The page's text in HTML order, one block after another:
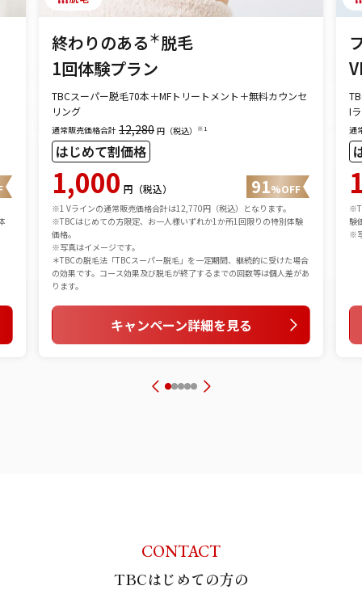
終わりのある＊脱毛
1回体験プラン
TBCスーパー脱毛70本＋MFトリートメント＋無料カウンセ
リング
通常販売価格合計 12,280 円（税込） ※1
はじめて割価格
1,000 円（税込） 91%OFF
※1 Vラインの通常販売価格合計は12,770円（税込）となります。
※TBCはじめての方限定、お一人様いずれか1か所1回限りの特別体験
価格。
※写真はイメージです。
＊TBCの脱毛法「TBCスーパー脱毛」を一定期間、継続的に受けた場合
の効果です。コース効果及び脱毛が終了するまでの回数等は個人差があ
ります。
キャンペーン詳細を見る
I
通
験
※
CONTACT
TBCはじめての方の